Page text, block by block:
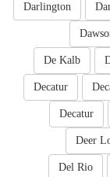
Darlington
De Kalb
Decatur
Decatur
Deer
Del Rio